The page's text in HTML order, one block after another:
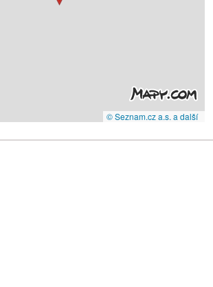
© Seznam.cz a.s. a další